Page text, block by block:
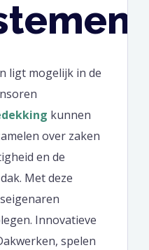
ligt mogelijk in de
kunnen
over zaken
en de
Met deze
Innovatieve
spelen